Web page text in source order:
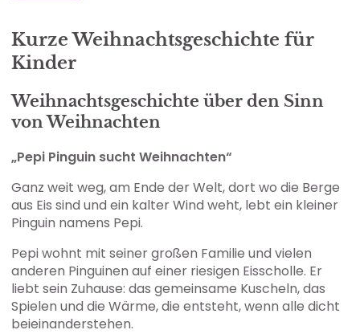
Kurze Weihnachtsgeschichte für
Kinder
Weihnachtsgeschichte über den Sinn
von Weihnachten
„Pepi Pinguin sucht Weihnachten“
Ganz weit weg, am Ende der Welt, dort wo die Berge
aus Eis sind und ein kalter Wind weht, lebt ein kleiner
Pinguin namens Pepi.
Pepi wohnt mit seiner großen Familie und vielen
anderen Pinguinen auf einer riesigen Eisscholle. Er
liebt sein Zuhause: das gemeinsame Kuscheln, das
Spielen und die Wärme, die entsteht, wenn alle dicht
beieinanderstehen.